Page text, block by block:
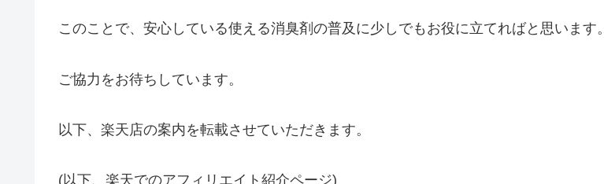
このことで、安心している使える消臭剤の普及に少しでもお役に立てればと思います。
ご協力をお待ちしています。
以下、楽天店の案内を転載させていただきます。
(以下、楽天でのアフィリエイト紹介ページ)